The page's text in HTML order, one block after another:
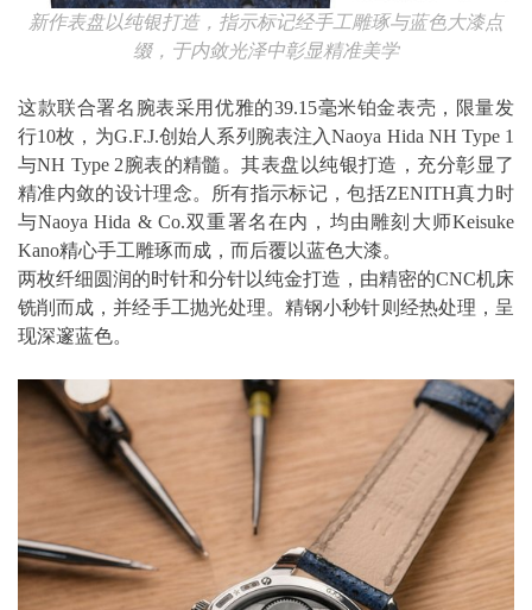
新作表盘以纯银打造，指示标记经手工雕琢与蓝色大漆点
缀，于内敛光泽中彰显精准美学
这款联合署名腕表采用优雅的39.15毫米铂金表壳，限量发
行10枚，为G.F.J.创始人系列腕表注入Naoya Hida NH Type 1
与NH Type 2腕表的精髓。其表盘以纯银打造，充分彰显了
精准内敛的设计理念。所有指示标记，包括ZENITH真力时
与Naoya Hida & Co.双重署名在内，均由雕刻大师Keisuke
Kano精心手工雕琢而成，而后覆以蓝色大漆。
两枚纤细圆润的时针和分针以纯金打造，由精密的CNC机床
铣削而成，并经手工抛光处理。精钢小秒针则经热处理，呈
现深邃蓝色。